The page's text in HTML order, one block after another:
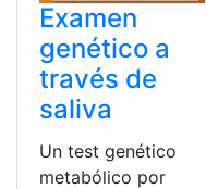
Examen
genético a
través de
saliva
Un test genético
metabólico por